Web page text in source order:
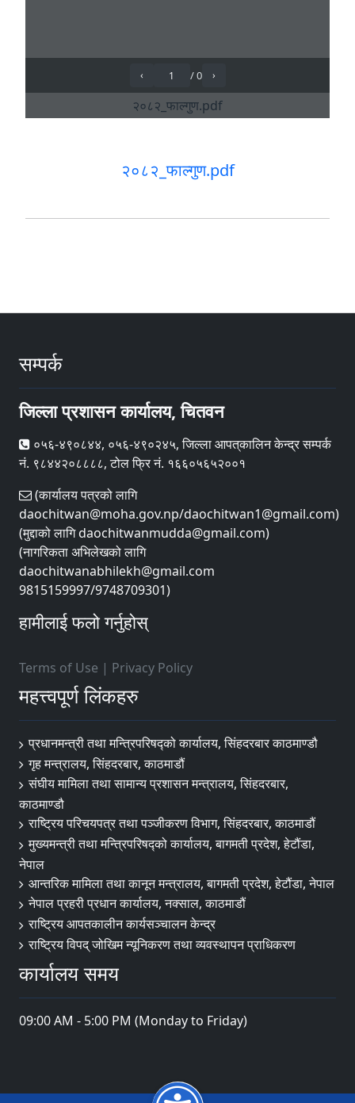
२०८२_फाल्गुण.pdf
सम्पर्क
जिल्ला प्रशासन कार्यालय, चितवन
०५६-४९०८४४, ०५६-४९०२४५, जिल्ला आपत्‌कालिन केन्द्र सम्पर्क
नं. ९८४४२०८८८८, टोल फ्रि नं. १६६०५६५२००१
(कार्यालय पत्रको लागि
daochitwan@moha.gov.np/daochitwan1@gmail.com)
(मुद्दाको लागि daochitwanmudda@gmail.com)
(नागरिकता अभिलेखको लागि
daochitwanabhilekh@gmail.com
9815159997/9748709301)
हामीलाई फलो गर्नुहोस्
Terms of Use | Privacy Policy
महत्त्वपूर्ण लिंकहरु
प्रधानमन्त्री तथा मन्त्रिपरिषद्को कार्यालय, सिंहदरबार काठमाण्डौ
गृह मन्त्रालय, सिंहदरबार, काठमाडौं
संघीय मामिला तथा सामान्य प्रशासन मन्त्रालय, सिंहदरबार,
काठमाण्डौ
राष्ट्रिय परिचयपत्र तथा पञ्जीकरण विभाग, सिंहदरबार, काठमाडौं
मुख्यमन्त्री तथा मन्त्रिपरिषद्को कार्यालय, बागमती प्रदेश, हेटौंडा,
नेपाल
आन्तरिक मामिला तथा कानून मन्त्रालय, बागमती प्रदेश, हेटौंडा, नेपाल
नेपाल प्रहरी प्रधान कार्यालय, नक्साल, काठमाडौं
राष्ट्रिय आपतकालीन कार्यसञ्चालन केन्द्र
राष्ट्रिय विपद् जोखिम न्यूनिकरण तथा व्यवस्थापन प्राधिकरण
कार्यालय समय
09:00 AM - 5:00 PM (Monday to Friday)